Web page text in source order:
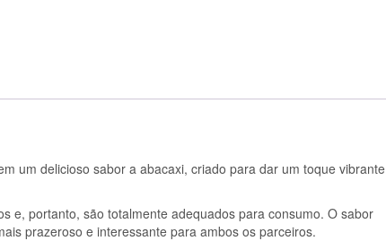
um delicioso sabor a abacaxi, criado para dar um toque vibrante
e, portanto, são totalmente adequados para consumo. O sabor
prazeroso e interessante para ambos os parceiros.